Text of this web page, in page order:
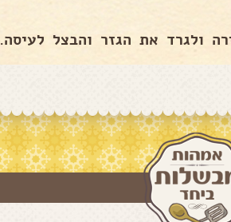
ולגרד את הגזר והבצל לעיסה.